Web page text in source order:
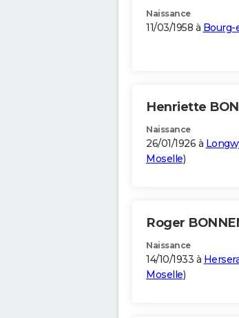
Naissance
11/03/1958 à Bourg-
Henriette
Naissance
26/01/1926 à
Moselle)
Roger
Naissance
14/10/1933 à
Moselle)